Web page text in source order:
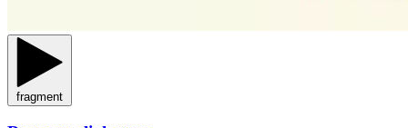
fragment